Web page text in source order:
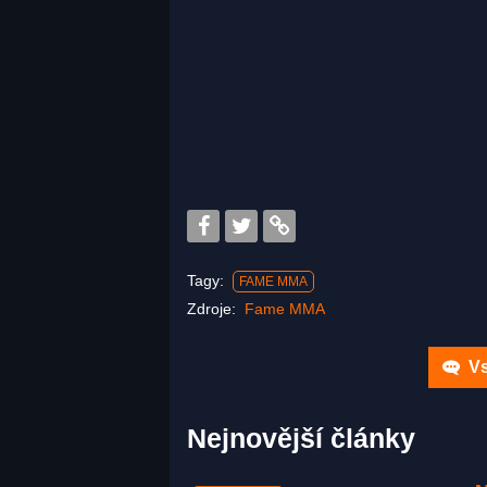
Tagy: FAME MMA
Zdroje: Fame MMA
Nejnovější články